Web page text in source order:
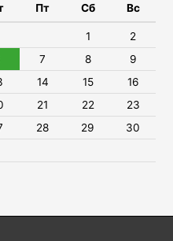
Пт Сб Вс
1
2
7 8
9
14 15
16
21 22
23
28 29
30